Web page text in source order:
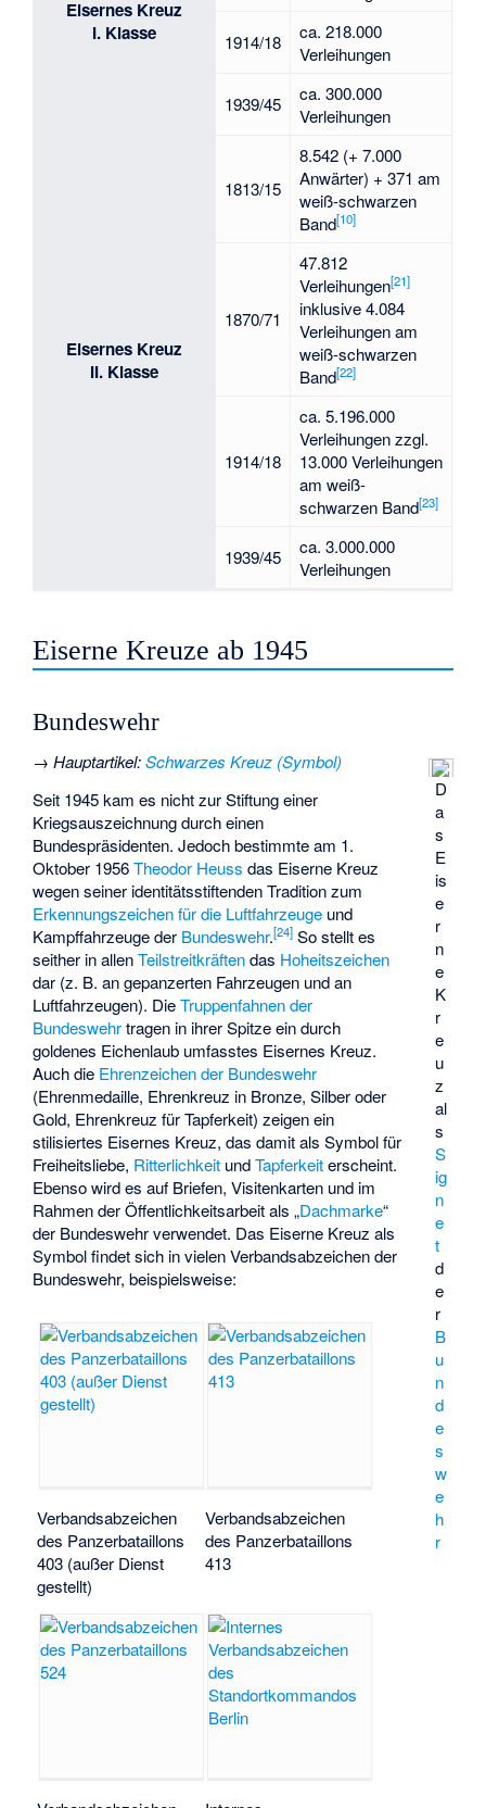
Eisernes Kreuz
I. Klasse
1914/18
ca. 218.000
Verleihungen
1939/45
ca. 300.000
Verleihungen
Eisernes Kreuz
II. Klasse
1813/15
8.542 (+ 7.000
Anwärter) + 371 am
weiß-schwarzen
Band[10]
1870/71
47.812
Verleihungen[21]
inklusive 4.084
Verleihungen am
weiß-schwarzen
Band[22]
1914/18
ca. 5.196.000
Verleihungen zzgl.
13.000 Verleihungen
am weiß-
schwarzen Band[23]
1939/45
ca. 3.000.000
Verleihungen
Eiserne Kreuze ab 1945
Bundeswehr
D
a
s
E
is
e
r
n
e
K
r
e
u
z
al
s
S
ig
n
e
t
d
e
r
B
u
n
d
e
s
w
e
h
r
→Hauptartikel:Schwarzes Kreuz (Symbol)
Seit 1945 kam es nicht zur Stiftung einer
Kriegsauszeichnung durch einen
Bundespräsidenten. Jedoch bestimmte am 1.
Oktober 1956Theodor Heuss das Eiserne Kreuz
wegen seiner identitätsstiftenden Tradition zum
Erkennungszeichen für die Luftfahrzeuge und
Kampffahrzeuge der Bundeswehr.[24] So stellt es
seither in allenTeilstreitkräftendas Hoheitszeichen
dar (z. B. an gepanzerten Fahrzeugen und an
Luftfahrzeugen). DieTruppenfahnen der
Bundeswehrtragen in ihrer Spitze ein durch
goldenes Eichenlaub umfasstes Eisernes Kreuz.
Auch die Ehrenzeichen der Bundeswehr
(Ehrenmedaille, Ehrenkreuz in Bronze, Silber oder
Gold, Ehrenkreuz für Tapferkeit) zeigen ein
stilisiertes Eisernes Kreuz, das damit als Symbol für
Freiheitsliebe, Ritterlichkeit undTapferkeiterscheint.
Ebenso wird es auf Briefen, Visitenkarten und im
Rahmen der Öffentlichkeitsarbeit als „Dachmarke“
der Bundeswehr verwendet. Das Eiserne Kreuz als
Symbol findet sich in vielen Verbandsabzeichen der
Bundeswehr, beispielsweise:
Verbandsabzeichen
des Panzerbataillons
403 (außer Dienst
gestellt)
Verbandsabzeichen
des Panzerbataillons
413